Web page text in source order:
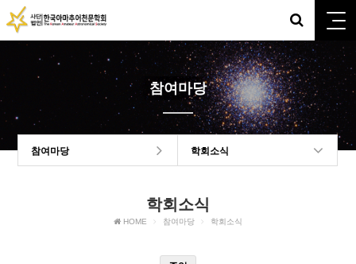
참여마당
참여마당 학회소식
학회소식
HOME 참여마당 학회소식